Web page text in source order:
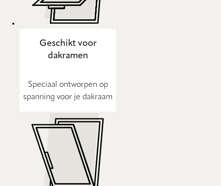
Geschikt voor
dakramen
Speciaal ontworpen op
spanning voor je dakraam